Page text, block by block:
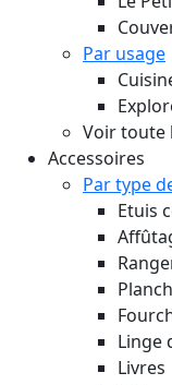
Par usage
Voir toute
Accessoires
Par type
Etuis
Linge
Livres